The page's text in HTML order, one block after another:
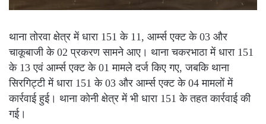
थाना तोरवा क्षेत्र में धारा 151 के 11, आर्म्स एक्ट के 03 और
चाकूबाजी के 02 प्रकरण सामने आए। थाना चकरभाठा में धारा 151
के 13 एवं आर्म्स एक्ट के 01 मामले दर्ज किए गए, जबकि थाना
सिरगिट्टी में धारा 151 के 03 और आर्म्स एक्ट के 04 मामलों में
कार्रवाई हुई। थाना कोनी क्षेत्र में भी धारा 151 के तहत कार्रवाई की
गई।